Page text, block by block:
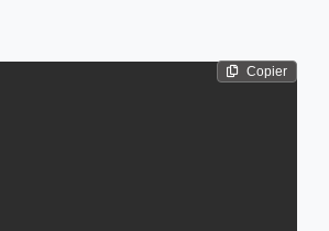
Copier